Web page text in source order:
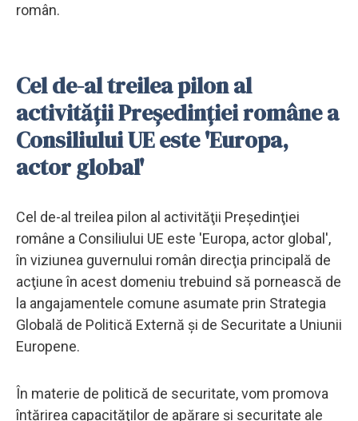
român.
Cel de-al treilea pilon al
activităţii Preşedinţiei române a
Consiliului UE este 'Europa,
actor global'
Cel de-al treilea pilon al activităţii Preşedinţiei
române a Consiliului UE este 'Europa, actor global',
în viziunea guvernului român direcţia principală de
acţiune în acest domeniu trebuind să pornească de
la angajamentele comune asumate prin Strategia
Globală de Politică Externă şi de Securitate a Uniunii
Europene.
În materie de politică de securitate, vom promova
întărirea capacităţilor de apărare şi securitate ale